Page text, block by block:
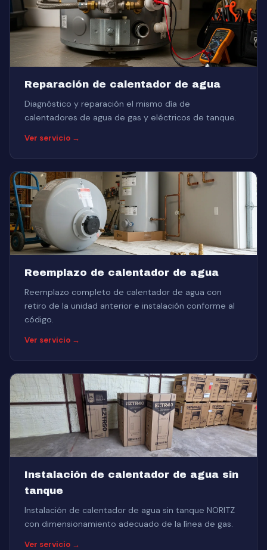
Reparación de calentador de agua
Diagnóstico y reparación el mismo día de
calentadores de agua de gas y eléctricos de tanque.
Ver servicio →
Reemplazo de calentador de agua
Reemplazo completo de calentador de agua con
retiro de la unidad anterior e instalación conforme al
código.
Ver servicio →
Instalación de calentador de agua sin
tanque
Instalación de calentador de agua sin tanque NORITZ
con dimensionamiento adecuado de la línea de gas.
Ver servicio →